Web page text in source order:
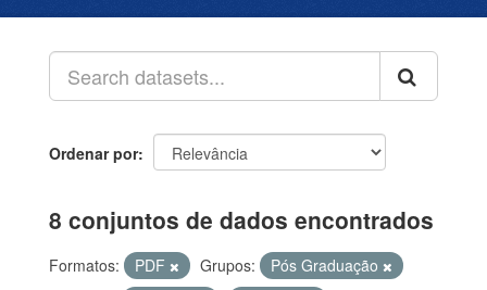
Ordenar por
8 conjuntos de dados encontrados
Formatos: PDF Grupos:
Pós Graduação